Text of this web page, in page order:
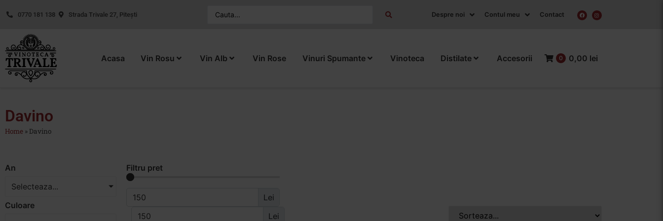
0770 181 138 Strada Trivale 27, Pitești Despre noi Contul meu Contact
Acasa Vin Rosu Vin Alb Vin Rose Vinuri Spumante Vinoteca Distilate Accesorii 0 0,00 lei
Davino
Home » Davino
An
Selecteaza...
Culoare
Filtru pret
Lei
Lei